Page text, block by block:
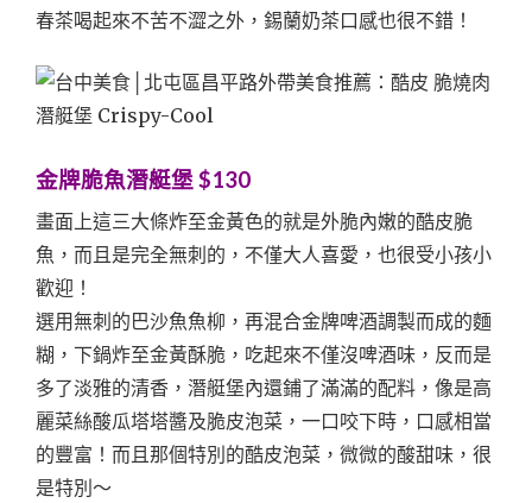
春茶喝起來不苦不澀之外，錫蘭奶茶口感也很不錯！
金牌脆魚潛艇堡 $130
畫面上這三大條炸至金黃色的就是外脆內嫩的酷皮脆
魚，而且是完全無刺的，不僅大人喜愛，也很受小孩小
歡迎！
選用無刺的巴沙魚魚柳，再混合金牌啤酒調製而成的麵
糊，下鍋炸至金黃酥脆，吃起來不僅沒啤酒味，反而是
多了淡雅的清香，潛艇堡內還鋪了滿滿的配料，像是高
麗菜絲酸瓜塔塔醬及脆皮泡菜，一口咬下時，口感相當
的豐富！而且那個特別的酷皮泡菜，微微的酸甜味，很
是特別～